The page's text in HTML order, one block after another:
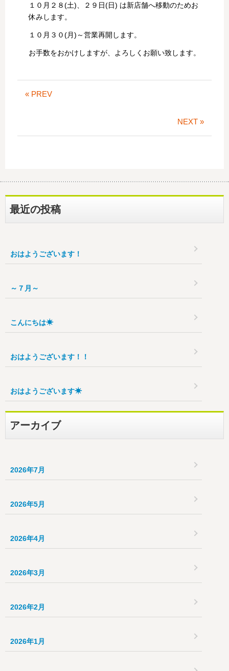
１０月２８(土)、２９日(日) は新店舗へ移動のためお
休みします。
１０月３０(月)～営業再開します。
お手数をおかけしますが、よろしくお願い致します。
« PREV
NEXT »
最近の投稿
おはようございます！
～７月～
こんにちは☀
おはようございます！！
おはようございます☀
アーカイブ
2026年7月
2026年5月
2026年4月
2026年3月
2026年2月
2026年1月